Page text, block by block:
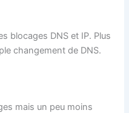
blocages DNS et IP. Plus
changement de DNS.
mais un peu moins